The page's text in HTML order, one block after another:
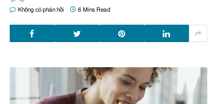
Không có phản hồi 6 Mins Read